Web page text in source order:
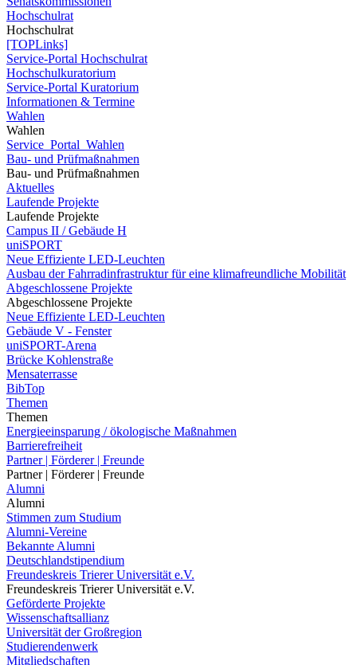
Hochschulrat
Hochschulrat
[TOPLinks]
Service-Portal Hochschulrat
Hochschulkuratorium
Service-Portal Kuratorium
Informationen & Termine
Wahlen
Wahlen
Service_Portal_Wahlen
Bau- und Prüfmaßnahmen
Bau- und Prüfmaßnahmen
Aktuelles
Laufende Projekte
Laufende Projekte
Campus II / Gebäude H
uniSPORT
Neue Effiziente LED-Leuchten
Ausbau der Fahrradinfrastruktur für eine klimafreundliche Mobilität
Abgeschlossene Projekte
Abgeschlossene Projekte
Neue Effiziente LED-Leuchten
Gebäude V - Fenster
uniSPORT-Arena
Brücke Kohlenstraße
Mensaterrasse
BibTop
Themen
Themen
Energieeinsparung / ökologische Maßnahmen
Barrierefreiheit
Partner | Förderer | Freunde
Partner | Förderer | Freunde
Alumni
Alumni
Stimmen zum Studium
Alumni-Vereine
Bekannte Alumni
Deutschlandstipendium
Freundeskreis Trierer Universität e.V.
Freundeskreis Trierer Universität e.V.
Geförderte Projekte
Wissenschaftsallianz
Universität der Großregion
Studierendenwerk
Mitgliedschaften